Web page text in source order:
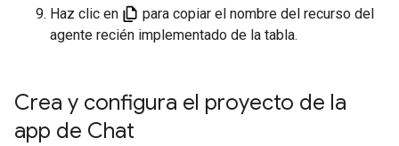
Haz clic en
para copiar el nombre del recurso del
agente recién implementado de la tabla.
Crea y configura el proyecto de la
app de Chat